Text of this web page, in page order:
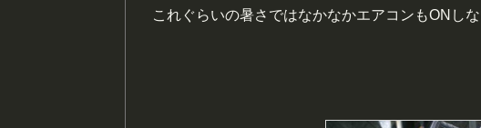
これぐらいの暑さではなかなかエアコンもONし